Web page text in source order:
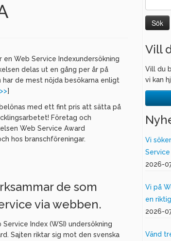
Web Service Indexundersökning
delas ut en gång per år på
de mest nöjda besökarna enligt
]
med ett fint pris att sätta på
Företag och
Web Service Award
hos branschföreningar.
de som
via webben.
Index (WSI) undersökning
Sajten riktar sig mot den svenska
efter:
Vill
Vill du
vi kan
Vi
2026-
Vi på
en
2026-
Vänd